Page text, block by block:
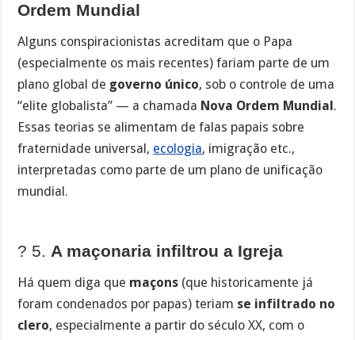
Ordem Mundial
Alguns conspiracionistas acreditam que o Papa
(especialmente os mais recentes) fariam parte de um
plano global de governo único, sob o controle de uma
“elite globalista” — a chamada Nova Ordem Mundial.
Essas teorias se alimentam de falas papais sobre
fraternidade universal, ecologia, imigração etc.,
interpretadas como parte de um plano de unificação
mundial.
? 5. A maçonaria infiltrou a Igreja
Há quem diga que maçons (que historicamente já
foram condenados por papas) teriam se infiltrado no
clero, especialmente a partir do século XX, com o